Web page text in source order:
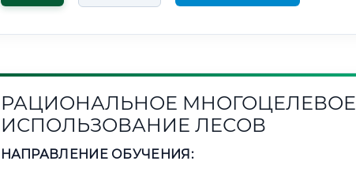
РАЦИОНАЛЬНОЕ МНОГОЦЕЛЕВОЕ
ИСПОЛЬЗОВАНИЕ ЛЕСОВ
НАПРАВЛЕНИЕ ОБУЧЕНИЯ: